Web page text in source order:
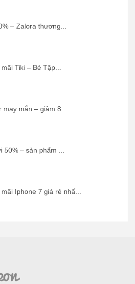
– Zalora thương...
Tiki – Bé Tập...
may mắn – giảm 8...
50% – sản phẩm ...
Iphone 7 giá rẻ nhấ...